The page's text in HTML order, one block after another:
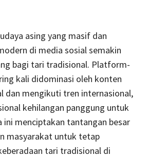
asing yang masif dan
di media sosial semakin
bagi tari tradisional. Platform-
kali didominasi oleh konten
dan mengikuti tren internasional,
kehilangan panggung untuk
ini menciptakan tantangan besar
masyarakat untuk tetap
tari tradisional di